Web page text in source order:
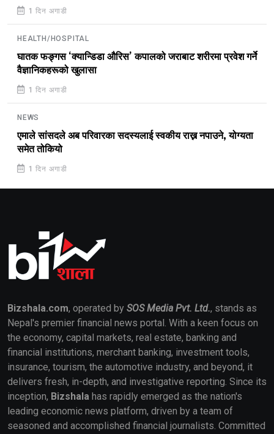
1 दिन अगाडी
HEALTH/HOSPITAL
घातक फङ्गस ‘क्यान्डिडा औरिस’ कपालको जराबाट शरीरमा प्रवेश गर्ने
वैज्ञानिकहरूको खुलासा
1 दिन अगाडी
NEWS
एमाले सांसदले अब परिवारका सदस्यलाई स्वकीय राख्न नपाउने, योग्यता
समेत तोकियो
1 दिन अगाडी
Bizshala.com, operated by SOS Media Pvt. Ltd., stands as
Nepal's premier financial news portal. With a keen focus on
the economy, capital markets, real estate, banking and
financial institutions, merchant banking, investment tools,
insurance, tourism, the automotive industry, and beyond, it
delivers fresh, in-depth, and investigative reporting. Since its
inception, Bizshala has rapidly emerged as the nation's
leading economic news platform, driven by a team of
seasoned and accomplished financial journalists. Committed